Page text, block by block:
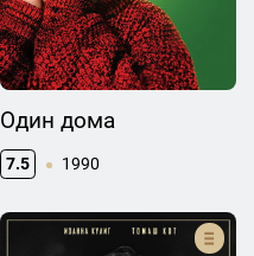
Один дома
7.5 1990